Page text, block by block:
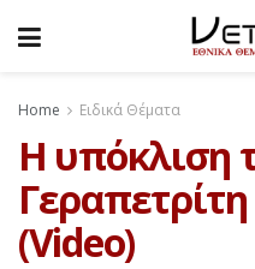
Home Ειδικά Θέματα
H υπόκλιση
(Video)